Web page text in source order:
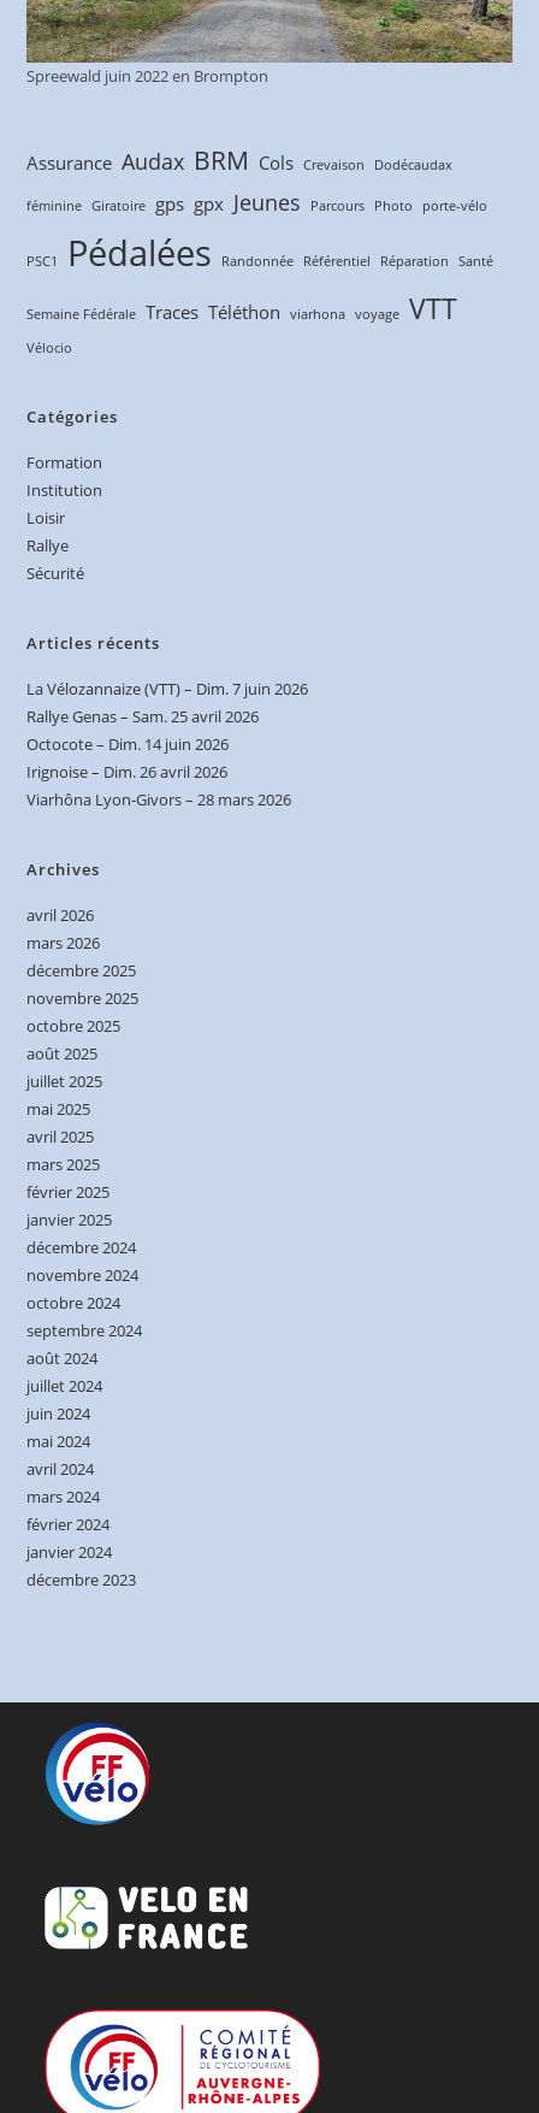
Spreewald juin 2022 en Brompton
Assurance Audax BRM Cols Crevaison Dodécaudax
féminine Giratoire gps gpx Jeunes Parcours Photo porte-vélo
PSC1 Pédalées Randonnée Référentiel Réparation Santé
Semaine Fédérale Traces Téléthon viarhona voyage VTT
Vélocio
Catégories
Formation
Institution
Loisir
Rallye
Sécurité
Articles récents
La Vélozannaize (VTT) – Dim. 7 juin 2026
Rallye Genas – Sam. 25 avril 2026
Octocote – Dim. 14 juin 2026
Irignoise – Dim. 26 avril 2026
Viarhôna Lyon-Givors – 28 mars 2026
Archives
avril 2026
mars 2026
décembre 2025
novembre 2025
octobre 2025
août 2025
juillet 2025
mai 2025
avril 2025
mars 2025
février 2025
janvier 2025
décembre 2024
novembre 2024
octobre 2024
septembre 2024
août 2024
juillet 2024
juin 2024
mai 2024
avril 2024
mars 2024
février 2024
janvier 2024
décembre 2023